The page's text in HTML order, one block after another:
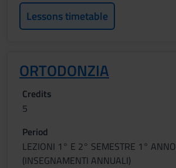
Lessons timetable
ORTODONZIA
Credits
5
Period
LEZIONI 1° E 2° SEMESTRE 1° ANNO
(INSEGNAMENTI ANNUALI)